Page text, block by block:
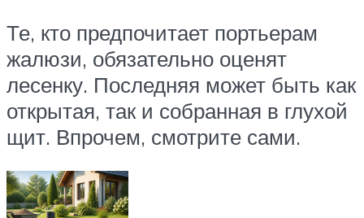
Те, кто предпочитает портьерам
жалюзи, обязательно оценят
лесенку. Последняя может быть как
открытая, так и собранная в глухой
щит. Впрочем, смотрите сами.